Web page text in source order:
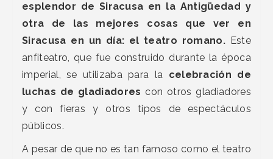
esplendor de Siracusa en la Antigüedad y
otra de las mejores cosas que ver en
Siracusa en un día: el teatro romano. Este
anfiteatro, que fue construido durante la época
imperial, se utilizaba para la celebración de
luchas de gladiadores con otros gladiadores
y con fieras y otros tipos de espectáculos
públicos.
A pesar de que no es tan famoso como el teatro